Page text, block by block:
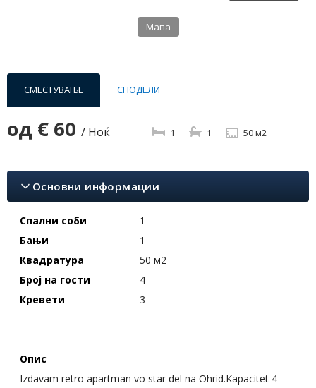
Мапа
СМЕСТУВАЊЕ СПОДЕЛИ
од € 60 / Ноќ 1 1 50 м2
Основни информации
Спални соби
1
Бањи
1
Квадратура
50 м2
Број на гости
4
Кревети
3
Опис
Izdavam retro apartman vo star del na Ohrid.Kapacitet 4